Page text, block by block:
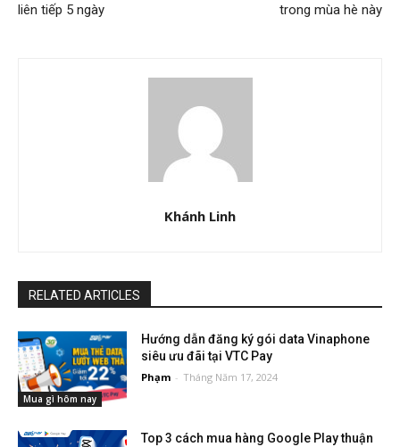
liên tiếp 5 ngày
trong mùa hè này
Khánh Linh
RELATED ARTICLES
Mua gì hôm nay
Hướng dẫn đăng ký gói data Vinaphone
siêu ưu đãi tại VTC Pay
Phạm - Tháng Năm 17, 2024
Top 3 cách mua hàng Google Play thuận